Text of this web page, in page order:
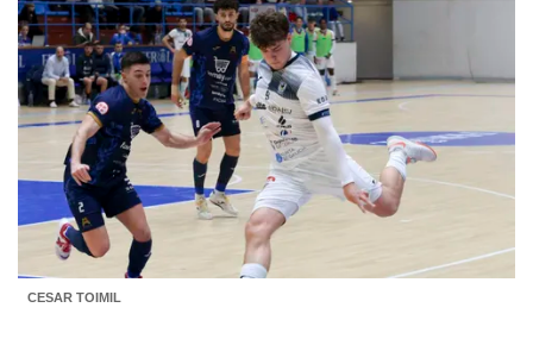
CESAR TOIMIL